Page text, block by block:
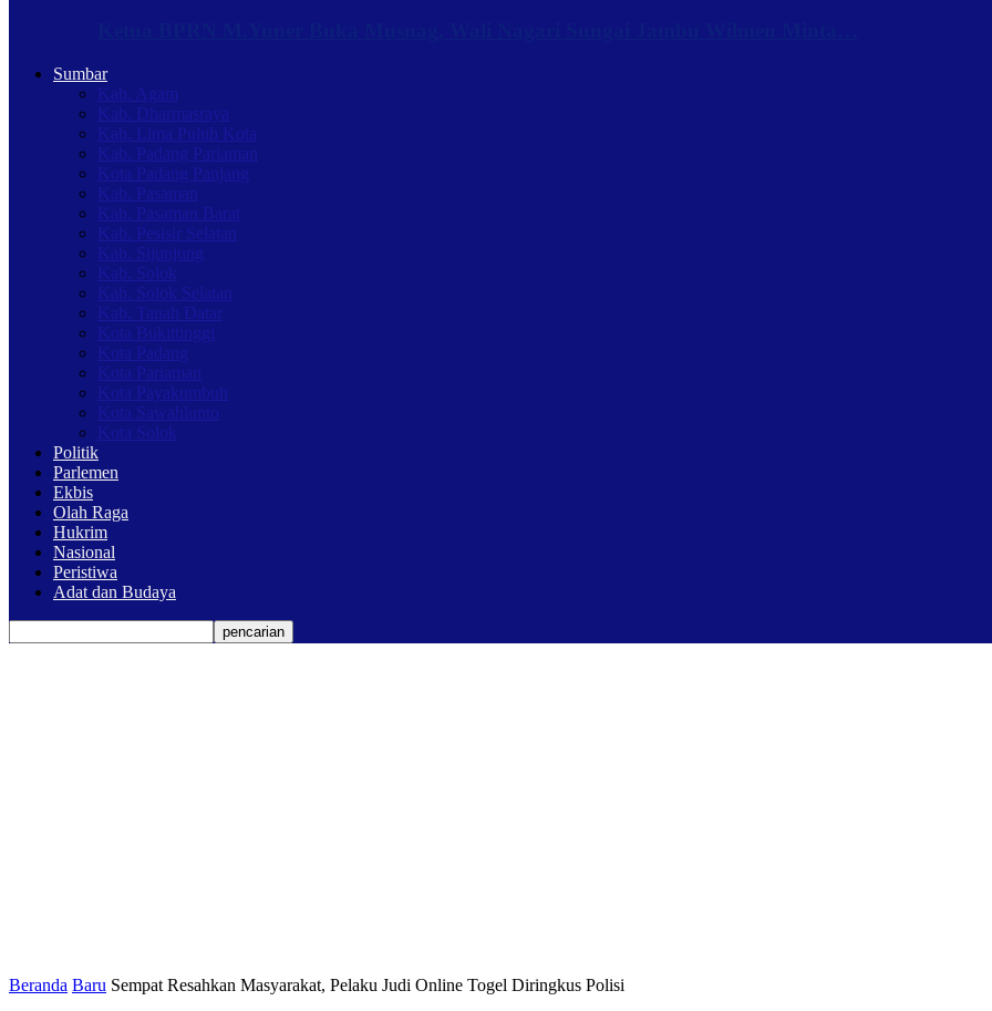
Sumbar
Kab. Agam
Kab. Dharmasraya
Kab. Lima Puluh Kota
Kab. Padang Pariaman
Kota Padang Panjang
Kab. Pasaman
Kab. Pasaman Barat
Kab. Pesisir Selatan
Kab. Sijunjung
Kab. Solok
Kab. Solok Selatan
Kab. Tanah Datar
Kota Bukittinggi
Kota Padang
Kota Pariaman
Kota Payakumbuh
Kota Sawahlunto
Kota Solok
Politik
Parlemen
Ekbis
Olah Raga
Hukrim
Nasional
Peristiwa
Adat dan Budaya
Beranda Baru Sempat Resahkan Masyarakat, Pelaku Judi Online Togel Diringkus Polisi